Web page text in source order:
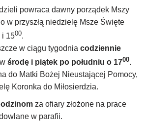
powraca dawny porządek Mszy
w przyszłą niedzielę Msze Święte
i 1500.
w ciągu tygodnia codziennie
środę i piątek po południu o 1700.
do Matki Bożej Nieustającej Pomocy,
Koronka do Miłosierdzia.
za ofiary złożone na prace
w parafii.